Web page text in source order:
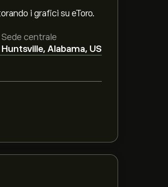
i grafici su eToro.
Sede centrale
Huntsville, Alabama, US